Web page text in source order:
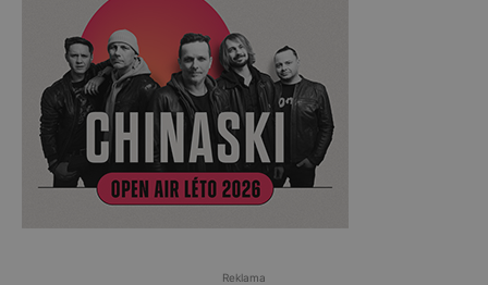
Reklama